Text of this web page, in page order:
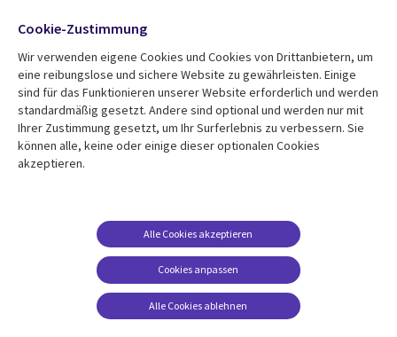
Mediathek
Library
GERMANY
Aktuelles
Rechtliches
Beschwerden/Hinweise
Compliance
Datenschutz
Impressum
Folgen Sie uns
Social
Media
GERMANY
Cookie-Zustimmung
Wir verwenden eigene Cookies und Cookies von Drittanbietern, um
eine reibungslose und sichere Website zu gewährleisten. Einige
sind für das Funktionieren unserer Website erforderlich und werden
standardmäßig gesetzt. Andere sind optional und werden nur mit
Ihrer Zustimmung gesetzt, um Ihr Surferlebnis zu verbessern. Sie
können alle, keine oder einige dieser optionalen Cookies
akzeptieren.
Cookies anpassen
Alle Cookies akzeptieren
Alle Cookies ablehnen